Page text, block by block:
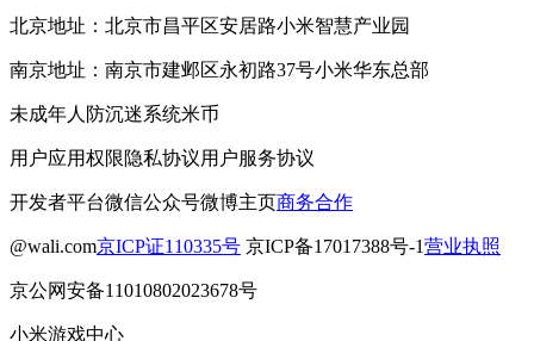
北京地址：北京市昌平区安居路小米智慧产业园
南京地址：南京市建邺区永初路37号小米华东总部
未成年人防沉迷系统米币
用户应用权限隐私协议用户服务协议
开发者平台微信公众号微博主页商务合作
@wali.com京ICP证110335号 京ICP备17017388号-1营业执照
京公网安备11010802023678号
小米游戏中心